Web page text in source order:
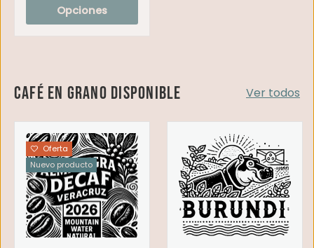
Opciones
Café en grano disponible Ver todos
Oferta
Nuevo producto